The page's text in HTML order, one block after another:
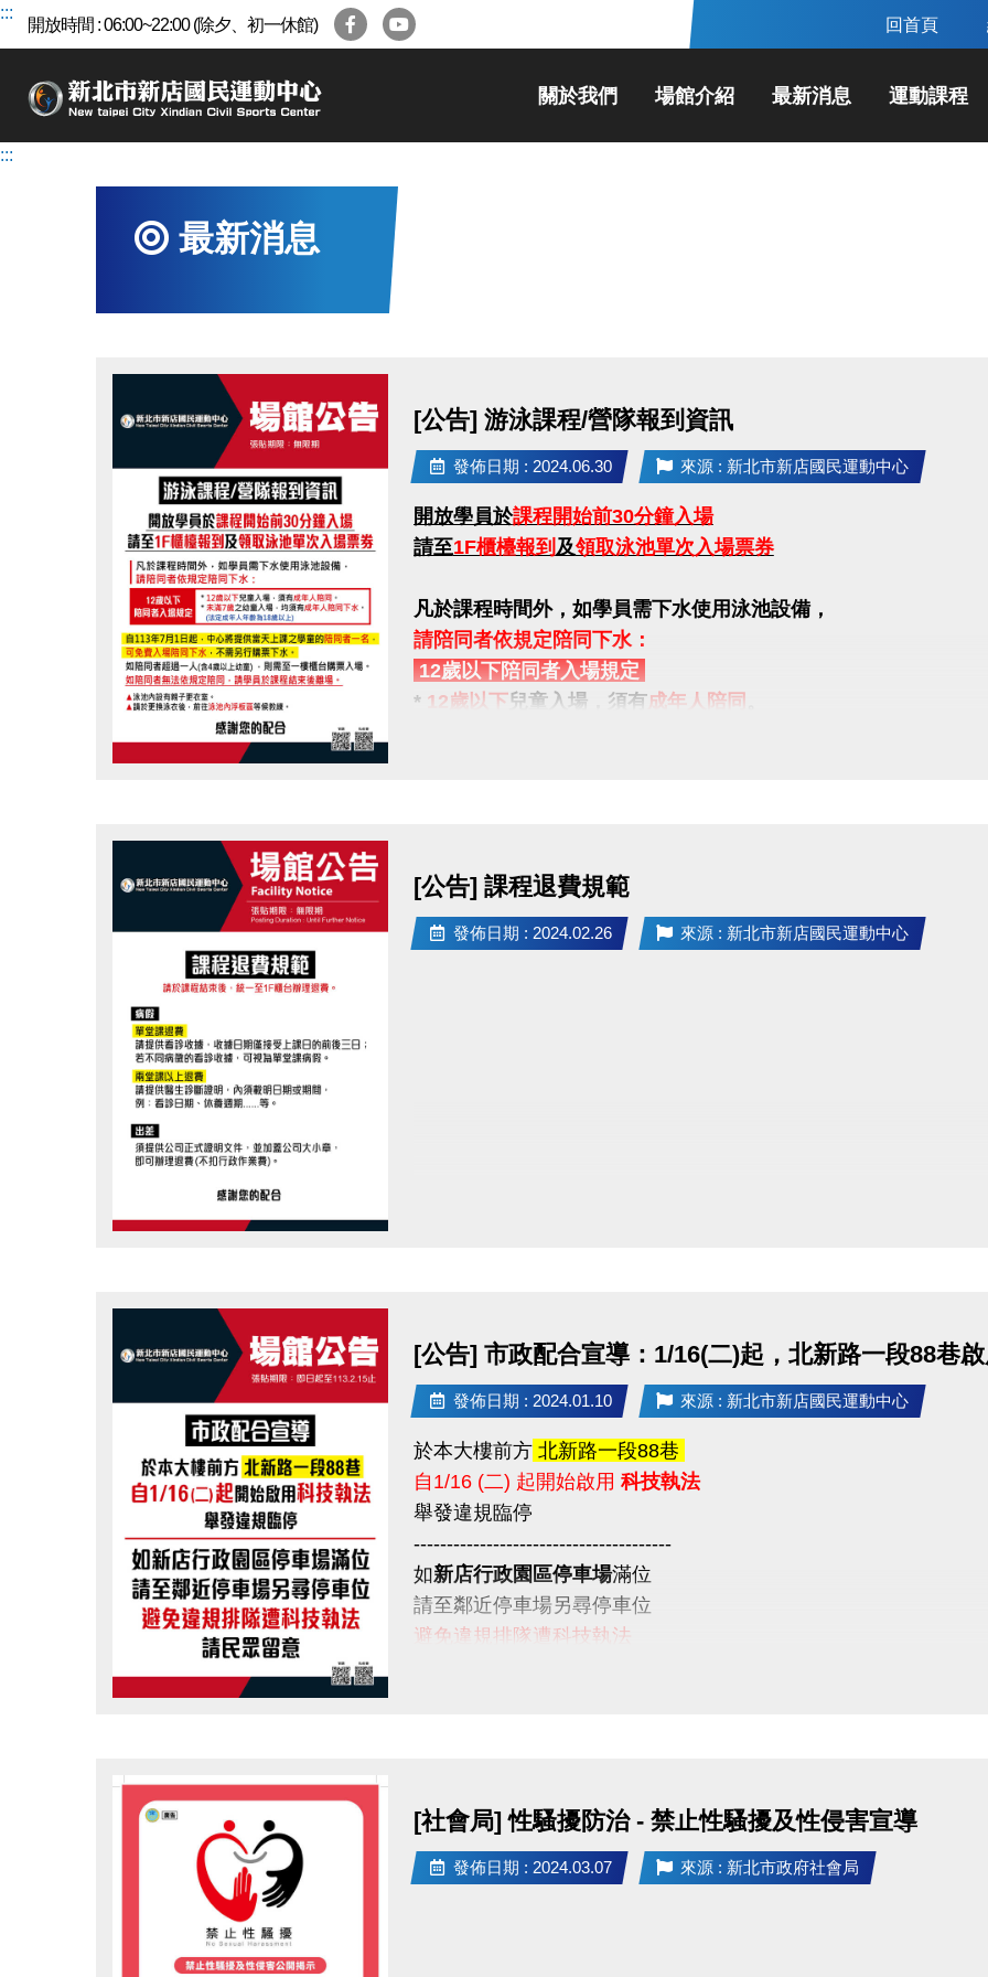
跳
區
:::
開放時間 : 06:00~22:00 (除夕、初一休館) 回首頁
關於我們 場館介紹 最新消息 運動課程
:::
最新消息
[公告] 游泳課程/營隊報到資訊
發佈日期 : 2024.06.30 來源 : 新北市新店國民運動中心
開放學員於課程開始前30分鐘入場
請至1F櫃檯報到 及領取泳池單次入場票券
凡於課程時間外，如學員需下水使用泳池設備，
請陪同者依規定陪同下水：
12歲以下陪同者入場規定
* 12歲以下兒童入場，須有成年人陪同
如陪同者無法依規定陪同，請學員於課程結束後離場。
▲泳池內設有親子更衣室。
[公告] 課程退費規範
發佈日期 : 2024.02.26 來源 : 新北市新店國民運動中心
[公告] 市政配合宣導：1/16(二)起，北新路一段88巷
發佈日期 : 2024.01.10 來源 : 新北市新店國民運動中心
於本大樓前方北新路一段88巷
自1/16 (二) 起開始啟用 科技執法
舉發違規臨停
---------------------------------------
如新店行政園區停車場滿位
請至鄰近停車場另尋停車位
避免違規排隊遭科技執法
[社會局] 性騷擾防治 - 禁止性騷擾及性侵害宣導
發佈日期 : 2024.03.07 來源 : 新北市政府社會局